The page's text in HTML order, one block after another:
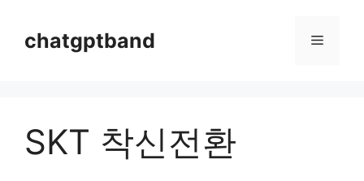
chatgptband 메
SKT 착신전환